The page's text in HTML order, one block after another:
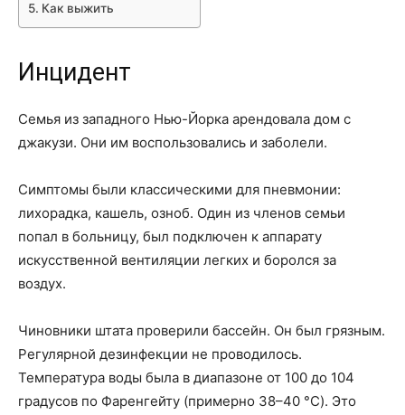
Как выжить
Инцидент
Семья из западного Нью-Йорка арендовала дом с
джакузи. Они им воспользовались и заболели.
Симптомы были классическими для пневмонии:
лихорадка, кашель, озноб. Один из членов семьи
попал в больницу, был подключен к аппарату
искусственной вентиляции легких и боролся за
воздух.
Чиновники штата проверили бассейн. Он был грязным.
Регулярной дезинфекции не проводилось.
Температура воды была в диапазоне от 100 до 104
градусов по Фаренгейту (примерно 38–40 °C). Это